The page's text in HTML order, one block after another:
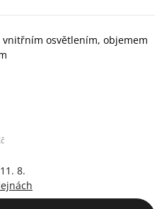
vnitřním osvětlením, objemem
8.